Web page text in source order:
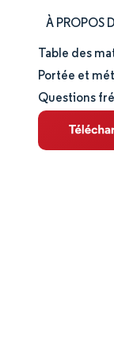
À PROPOS
Taille et
Analyse
Table des
Portée et
Questions